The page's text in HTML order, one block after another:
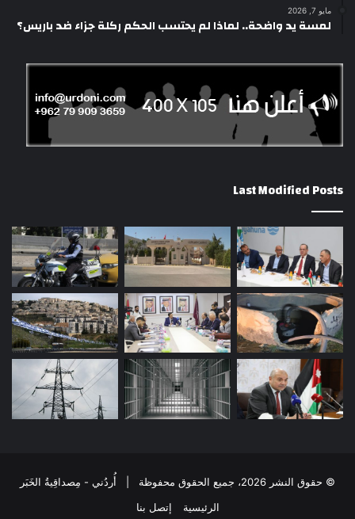
مايو 7, 2026
لمسة يد واضحة.. لماذا لم يحتسب الحكم ركلة جزاء ضد باريس؟
Last Modified Posts
© حقوق النشر 2026، جميع الحقوق محفوظة | أُردُني - مِصداقِيةُ الخَبَر
الرئيسية
إتصل بنا